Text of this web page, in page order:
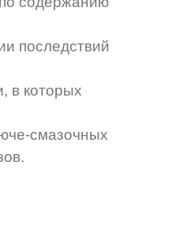
последствий
в которых
смазочных